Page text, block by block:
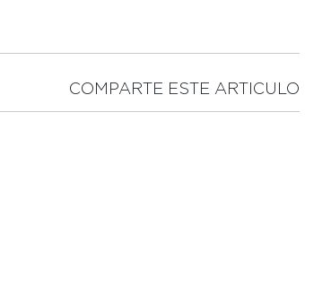
COMPARTE ESTE ARTICULO